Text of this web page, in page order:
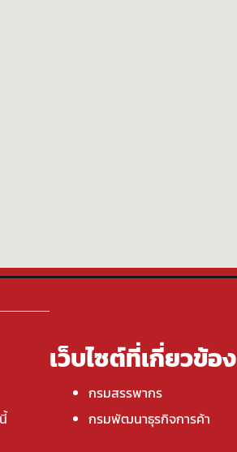
เว็บไซต์ที่เกี่ยวข้อง
กรมสรรพากร
กรมพัฒนาธุรกิจการค้า